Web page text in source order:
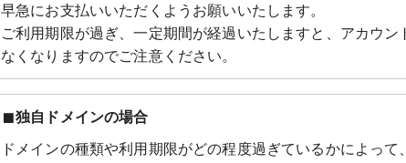
早急にお支払いいただくようお願いいたします。
ご利用期限が過ぎ、一定期間が経過いたしますと、アカウ
なくなりますのでご注意ください。
独自ドメインの場合
ドメインの種類や利用期限がどの程度過ぎているかによっ